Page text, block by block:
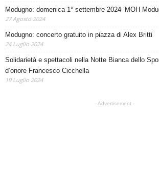
Modugno: domenica 1° settembre 2024 ‘MOH
27 Agosto 2024
Modugno: concerto gratuito in piazza di Alex Britti
24 Luglio 2024
Solidarietà e spettacoli nella Notte Bianca dello
d’onore Francesco Cicchella
19 Luglio 2024
- Advertisement -